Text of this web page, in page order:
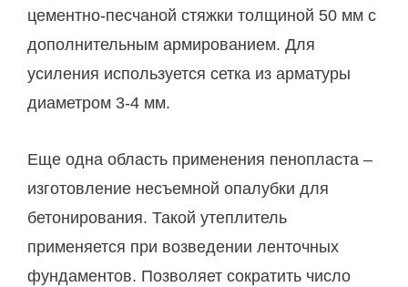
цементно-песчаной стяжки толщиной 50 мм с
дополнительным армированием. Для
усиления используется сетка из арматуры
диаметром 3-4 мм.
Еще одна область применения пенопласта –
изготовление несъемной опалубки для
бетонирования. Такой утеплитель
применяется при возведении ленточных
фундаментов. Позволяет сократить число